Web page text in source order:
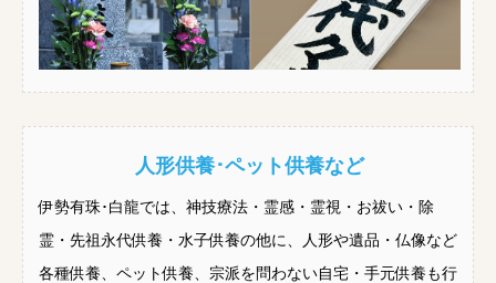
人形供養･ペット供養など
伊勢有珠･白龍では、神技療法・霊感・霊視・お祓い・除
霊・先祖永代供養・水子供養の他に、人形や遺品・仏像など
各種供養、ペット供養、宗派を問わない自宅・手元供養も行